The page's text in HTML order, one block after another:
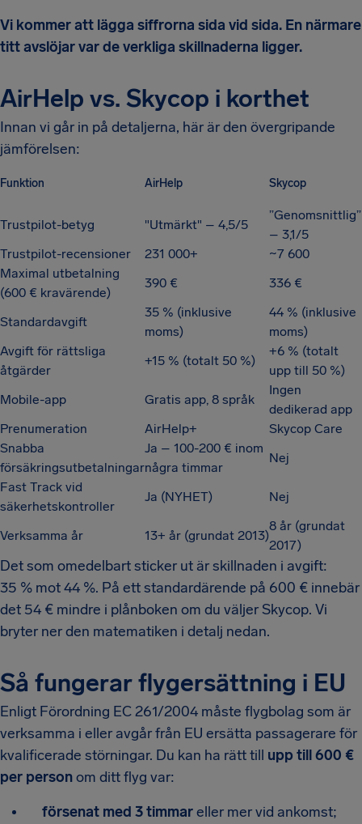
Vi kommer att lägga siffrorna sida vid sida. En närmare
titt avslöjar var de verkliga skillnaderna ligger.
AirHelp vs. Skycop i korthet
Innan vi går in på detaljerna, här är den övergripande
jämförelsen:
Funktion AirHelp Skycop
Trustpilot-betyg "Utmärkt" – 4,5/5
”Genomsnittlig”
– 3,1/5
Trustpilot-recensioner
231 000+
~7 600
Maximal utbetalning
(600 € kravärende)
390 € 336 €
Standardavgift
35 % (inklusive
moms)
44 % (inklusive
moms)
Avgift för rättsliga
åtgärder
+15 % (totalt 50 %)
+6 % (totalt
upp till 50 %)
Mobile-app
Gratis app, 8 språk
Ingen
dedikerad app
Prenumeration
AirHelp+
Skycop Care
Snabba
försäkringsutbetalningar
Ja – 100-200 € inom
några timmar
Nej
Fast Track vid
säkerhetskontroller
Ja (NYHET) Nej
Verksamma år 13+ år (grundat 2013)
8 år (grundat
2017)
Det som omedelbart sticker ut är skillnaden i avgift:
35 % mot 44 %. På ett standardärende på 600 € innebär
det 54 € mindre i plånboken om du väljer Skycop. Vi
bryter ner den matematiken i detalj nedan.
Så fungerar flygersättning i EU
Enligt Förordning EC 261/2004 måste flygbolag som är
verksamma i eller avgår från EU ersätta passagerare för
kvalificerade störningar. Du kan ha rätt till upp till 600 €
per personom ditt flyg var:
försenat med 3 timmareller mer vid ankomst;